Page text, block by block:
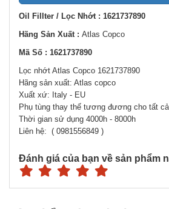
Oil Fillter / Lọc Nhớt : 1621737890
Hãng Sản Xuất : Atlas Copco
Mã Số : 1621737890
Lọc nhớt Atlas Copco 1621737890
Hãng sản xuất: Atlas copco
Xuất xứ: Italy - EU
Phụ tùng thay thế tương đương cho tất
Thời gian sử dụng 4000h - 8000h
Liên hệ: ( 0981556849 )
Đánh giá của bạn về sản phẩm